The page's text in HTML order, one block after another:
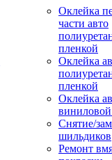
Оклейка
части авто
пленкой
Оклейка
пленкой
Оклейка
Снятие/
шильдиков
Ремонт